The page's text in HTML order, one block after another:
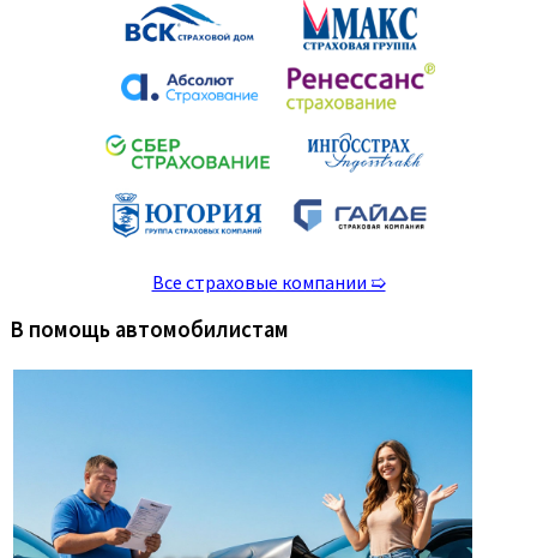
Все страховые компании ➯
В помощь автомобилистам